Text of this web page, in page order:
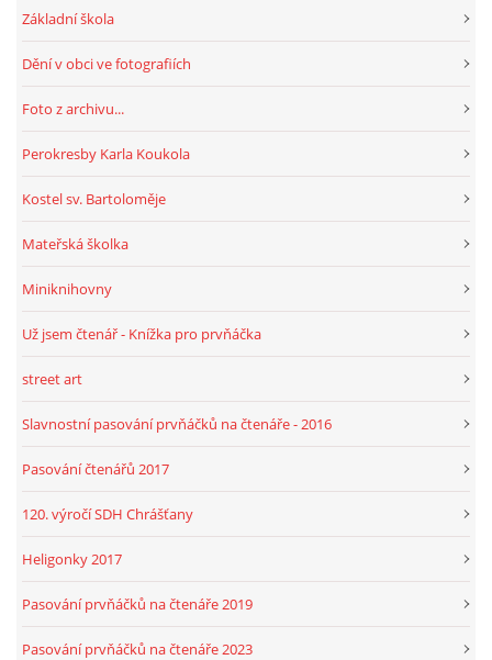
HRY, KVÍZY, VZDĚLÁVÁNÍ ON-LINE
© 2026 eStránky.cz | RSS|WebSlice Aktualizováno: 1. 8. 2026
Základní škola
Dění v obci ve fotografiích
Foto z archivu...
Perokresby Karla Koukola
Kostel sv. Bartoloměje
Mateřská školka
Miniknihovny
Už jsem čtenář - Knížka pro prvňáčka
street art
Slavnostní pasování prvňáčků na čtenáře - 2016
Pasování čtenářů 2017
120. výročí SDH Chrášťany
Heligonky 2017
Pasování prvňáčků na čtenáře 2019
Pasování prvňáčků na čtenáře 2023